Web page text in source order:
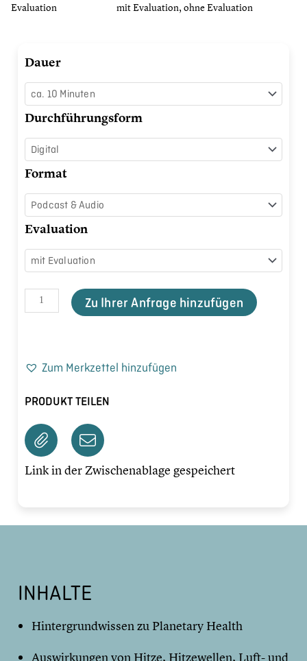
Evaluation
mit Evaluation, ohne Evaluation
Dauer
Durchführungsform
Format
Evaluation
Planetary
auf
der
Menge
Zu Ihrer Anfrage hinzufügen
Zum Merkzettel hinzufügen
PRODUKT TEILEN
Link in der Zwischenablage gespeichert
INHALTE
Hintergrundwissen zu Planetary Health
Auswirkungen von Hitze, Hitzewellen, Luft- und